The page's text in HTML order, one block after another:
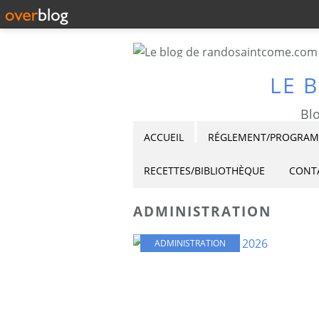
LE
ACCUEIL RÉGLEMENT/
RECETTES/BIBLIOTHÈQUE
ADMINISTRATION
ADMINISTRATION